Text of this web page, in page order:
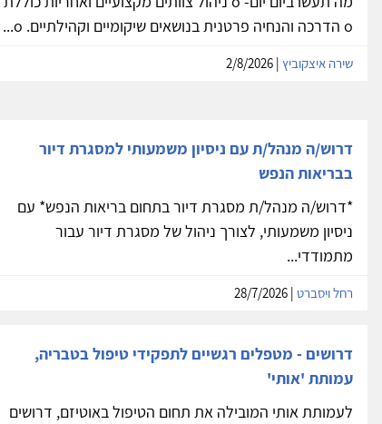
o הדרכה והנחיה פרטנית בנושאים שיקומיים וקהילתיים. o...
שירה איצקוביץ
דרוש/ה מנהל/ת עם ניסיון משמעותי למסגרת דיור
בבריאות הנפש
*דרוש/ה מנהל/ת מסגרת דיור בתחום בריאות הנפש* עם
ניסיון משמעותי, לצורך ניהול של מסגרת דיור עבור
מתמודדי...
רחל ויסברט
דרושים - מטפלים רגשיים לתפקידי טיפול בטבריה,
עמותת 'אותי'
לעמותת אותי המובילה את תחום הטיפול באוטיזם, דרושים